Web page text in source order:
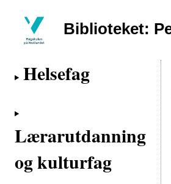
Biblioteket:
Helsefag
Lærarutdanning
og kulturfag